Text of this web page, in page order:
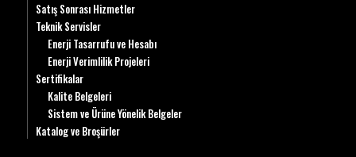
Satış Sonrası Hizmetler
Teknik Servisler
Enerji Tasarrufu ve Hesabı
Enerji Verimlilik Projeleri
Sertifikalar
Kalite Belgeleri
Sistem ve Ürüne Yönelik Belgeler
Katalog ve Broşürler